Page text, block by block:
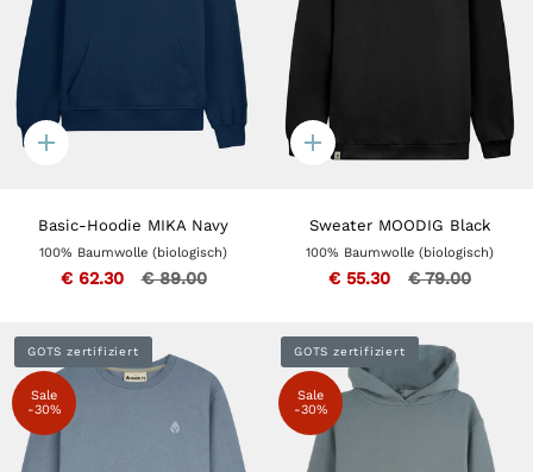
Quick
Basic-Hoodie MIKA Navy
100% Baumwolle (biologisch)
€ 62.30 € 89.00
Quick
Sweater MOODIG Black
100% Baumwolle (biologisch)
€ 55.30 € 79.00
GOTS zertifiziert
Sale
-30%
GOTS zertifiziert
Sale
-30%